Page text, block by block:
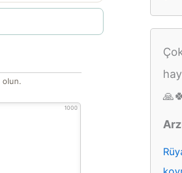
olun.
1000